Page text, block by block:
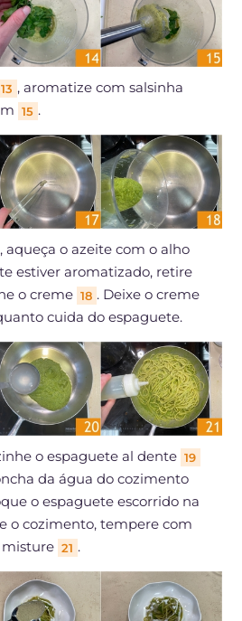
13 , aromatize com salsinha
15 .
o azeite com o alho
estiver aromatizado, retire
o creme 18 . Deixe o creme
cuida do espaguete.
o espaguete al dente 19
da água do cozimento
o espaguete escorrido na
o cozimento, tempere com
misture 21 .